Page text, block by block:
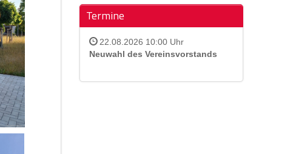
Termine
22.08.2026 10:00 Uhr
Neuwahl des Vereinsvorstands